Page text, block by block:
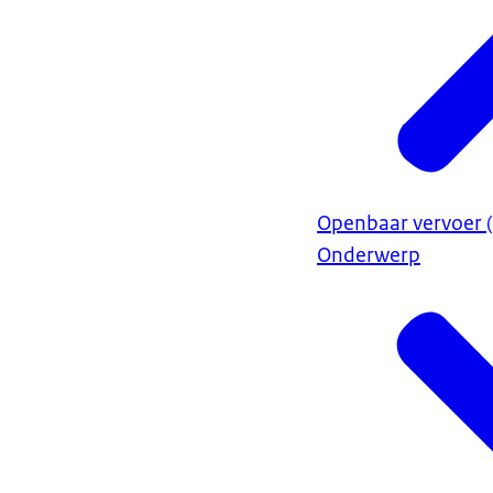
Openbaar vervoer
Onderwerp